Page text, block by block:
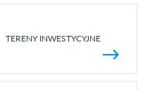
TERENY INWESTYCYJNE